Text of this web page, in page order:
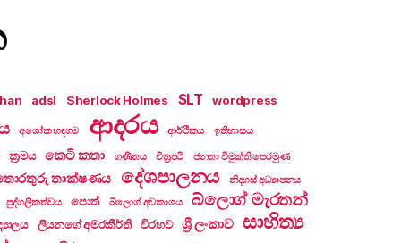
adsl Sherlock Holmes SLT wordpress
අශෝක හඳගම ආදරය ආර්ථිකය ඉතිහාසය
ක්‍රමය කෙටි කතා ගණිතය චිත්‍රපටි
ජනතා විමුක්ති පෙරමුණ
තාක්ෂණය දේශපාලනය
නිදහස් අධ්‍යාපනය
පුද්ගලිකත්වය පොත් බ්ලොග් අවකාශය බ්ලොග් මැරතන්
ලියනගේ අමරකීර්ති විරහව ශ්‍රී ලංකාව සාහිත්‍ය